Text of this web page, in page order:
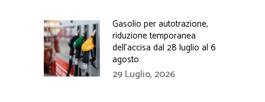
Gasolio per autotrazione,
riduzione temporanea
dell’accisa dal 28 luglio al 6
agosto
29 Luglio, 2026